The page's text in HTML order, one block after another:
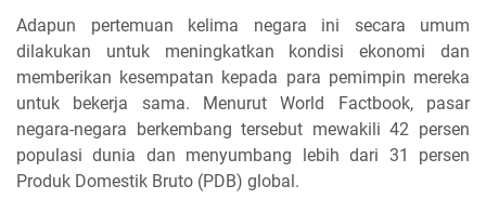
Adapun pertemuan kelima negara ini secara umum
dilakukan untuk meningkatkan kondisi ekonomi dan
memberikan kesempatan kepada para pemimpin mereka
untuk bekerja sama. Menurut World Factbook, pasar
negara-negara berkembang tersebut mewakili 42 persen
populasi dunia dan menyumbang lebih dari 31 persen
Produk Domestik Bruto (PDB) global.